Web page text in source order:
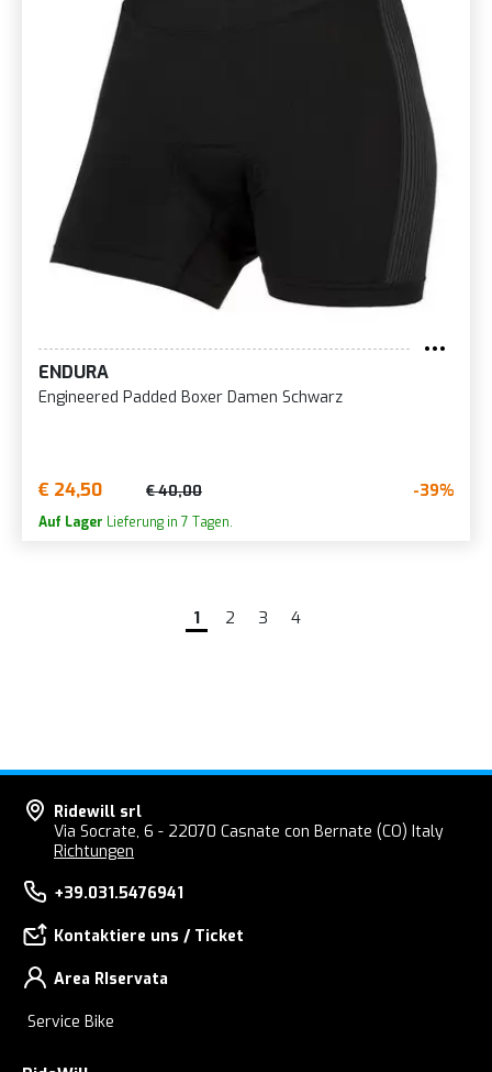
ENDURA
Engineered Padded Boxer Damen Schwarz
€ 24,50 € 40,00 -39%
Auf Lager Lieferung in 7 Tagen.
1 2 3 4
Ridewill srl
Via Socrate, 6 - 22070 Casnate con Bernate (CO) Italy
Richtungen
+39.031.5476941
Kontaktiere uns / Ticket
Area RIservata
Service Bike